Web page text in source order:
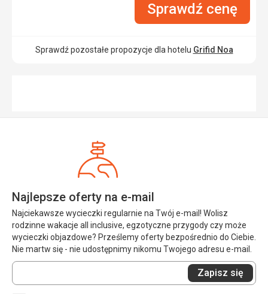
Sprawdź cenę
Sprawdź pozostałe propozycje dla hotelu Grifid Noa
Najlepsze oferty na e-mail
Najciekawsze wycieczki regularnie na Twój e-mail! Wolisz
rodzinne wakacje all inclusive, egzotyczne przygody czy może
wycieczki objazdowe? Prześlemy oferty bezpośrednio do Ciebie.
Nie martw się - nie udostępnimy nikomu Twojego adresu e-mail.
Wprowadź
swój
Zapisz się